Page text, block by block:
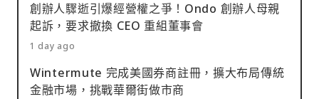
創辦人驟逝引爆經營權之爭！Ondo 創辦人母親
起訴，要求撤換 CEO 重組董事會
1 day ago
Wintermute 完成美國券商註冊，擴大布局傳統
金融市場，挑戰華爾街做市商